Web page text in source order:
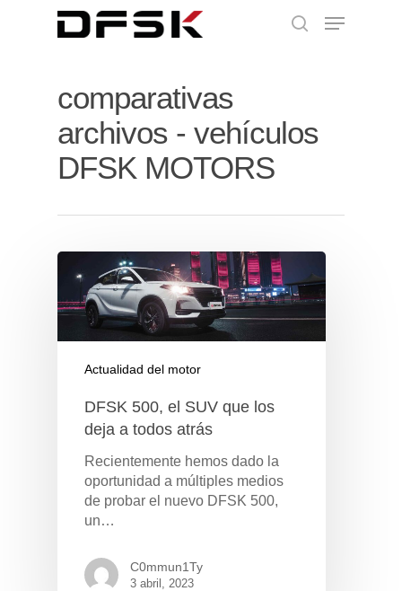
comparativas
archivos - vehículos
DFSK MOTORS
Actualidad del motor
DFSK 500, el SUV que los
deja a todos atrás
Recientemente hemos dado la
oportunidad a múltiples medios
de probar el nuevo DFSK 500,
un…
C0mmun1Ty
3 abril, 2023